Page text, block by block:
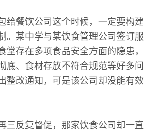
给餐饮公司这个时候，一定要构建
。某中学与某饮食管理公司签订服
堂存在多项食品安全方面的隐患，
底、食材存放不符合规范等好多问
整改通知，可是该公司却没能有效
三反复督促，那家饮食公司却一直